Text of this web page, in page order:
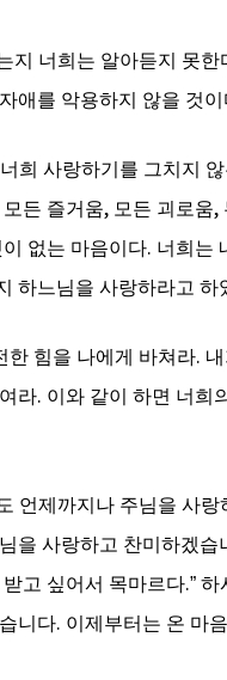
지 너희는 알아듣지 못한
애를 악용하지 않을 것이
희 사랑하기를 그치지
모든 즐거움, 모든 괴로움,
없는 마음이다. 너희는
하느님을 사랑하라고 하
한 힘을 나에게 바쳐라.
라. 이와 같이 하면 너희
언제까지나 주님을 사랑
을 사랑하고 찬미하겠습
고 싶어서 목마르다.” 하
니다. 이제부터는 온 마